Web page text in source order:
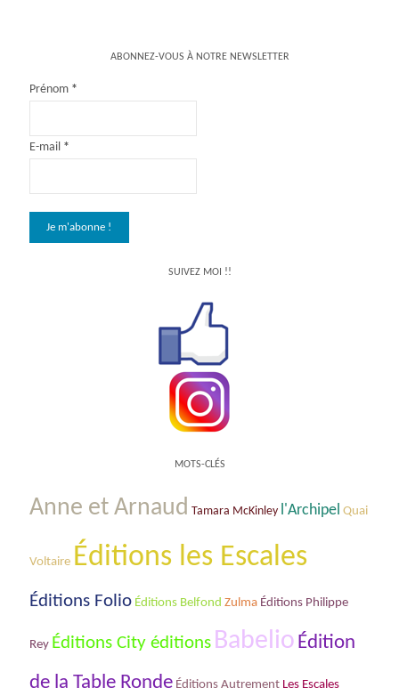
ABONNEZ-VOUS À NOTRE NEWSLETTER
Prénom *
E-mail *
SUIVEZ MOI !!
MOTS-CLÉS
Anne et Arnaud Tamara McKinley l'Archipel Quai
Voltaire Éditions les Escales
Éditions Folio Éditions Belfond Zulma Éditions Philippe
Rey Éditions City éditions Babelio Édition
de la Table Ronde Éditions Autrement Les Escales